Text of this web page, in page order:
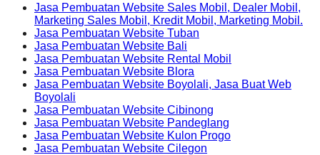
Jasa Pembuatan Website Sales Mobil, Dealer Mobil,
Marketing Sales Mobil, Kredit Mobil, Marketing Mobil.
Jasa Pembuatan Website Tuban
Jasa Pembuatan Website Bali
Jasa Pembuatan Website Rental Mobil
Jasa Pembuatan Website Blora
Jasa Pembuatan Website Boyolali, Jasa Buat Web
Boyolali
Jasa Pembuatan Website Cibinong
Jasa Pembuatan Website Pandeglang
Jasa Pembuatan Website Kulon Progo
Jasa Pembuatan Website Cilegon